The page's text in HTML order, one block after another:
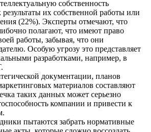
собственность
их собственной работы или
(22%). Эксперты отмечают, что
полагают, что имеют право
работы, забывая, что они
Особую угрозу это представляет
разработками, например, в
документации, планов
материалов составляют
таких данных может серьезно
компании и привести к
пытаются забрать нормативные